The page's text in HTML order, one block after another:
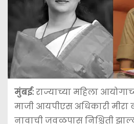
मुंबई:राज्याच्या महिला
माजी आयपीएस अधिकारी मीरा
नावाची जवळपास निश्चिती